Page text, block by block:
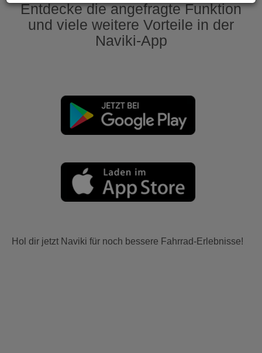
Entdecke die angefragte Funktion
und viele weitere Vorteile in der
Naviki-App
Hol dir jetzt Naviki für noch bessere Fahrrad-Erlebnisse!